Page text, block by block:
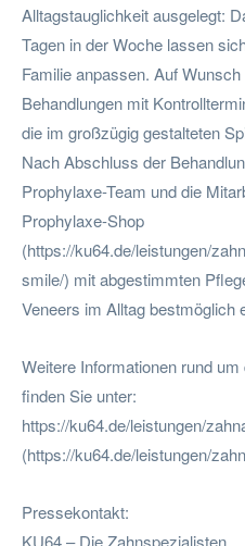
Alltagstauglichkeit ausgelegt:
Tagen in der Woche lassen
Familie anpassen. Auf
Behandlungen mit
die im großzügig gestalteten
Nach Abschluss der
Prophylaxe-Team und die
Prophylaxe-Shop
(https://ku64.de/leistungen/
smile/) mit abgestimmten
Veneers im Alltag bestmöglich
Weitere Informationen rund
finden Sie unter:
https://ku64.de/leistungen/
(https://ku64.de/leistungen/
Pressekontakt:
KU64 – Die Zahnspezialisten